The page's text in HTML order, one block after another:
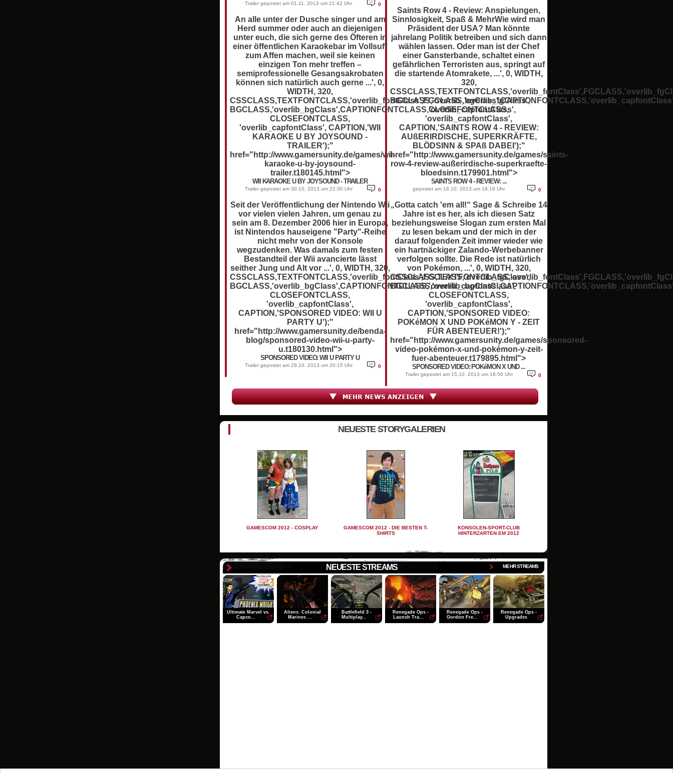
0
Trailer gepostet am 01.11. 2013 um 21:42 Uhr
An alle unter der Dusche singer und am
Herd summer oder auch an diejenigen
unter euch, die sich gerne des Öfteren in
einer öffentlichen Karaokebar im Vollsuff
zum Affen machen, weil sie keinen
einzigen Ton mehr treffen –
semiprofessionelle Gesangsakrobaten
können sich natürlich auch gerne ...', 0,
WIDTH, 320,
CSSCLASS,TEXTFONTCLASS,'overlib_fontClass',FGCLASS,'overlib_fgClass',
BGCLASS,'overlib_bgClass',CAPTIONFONTCLASS,'overlib_capfontClass',
CLOSEFONTCLASS,
'overlib_capfontClass', CAPTION,'WII
KARAOKE U BY JOYSOUND -
TRAILER');"
href="http://www.gamersunity.de/games/wii-
karaoke-u-by-joysound-
trailer.t180145.html">
WII KARAOKE U BY JOYSOUND - TRAILER
0
Trailer gepostet am 30.10. 2013 um 22:30 Uhr
Seit der Veröffentlichung der Nintendo Wii
vor vielen vielen Jahren, um genau zu
sein am 8. Dezember 2006 hier in Europa,
ist Nintendos hauseigene "Party"-Reihe
nicht mehr von der Konsole
wegzudenken. Was damals zum festen
Bestandteil der Wii avancierte lässt
seither Jung und Alt vor ...', 0, WIDTH, 320,
CSSCLASS,TEXTFONTCLASS,'overlib_fontClass',FGCLASS,'overlib_fgClass',
BGCLASS,'overlib_bgClass',CAPTIONFONTCLASS,'overlib_capfontClass',
CLOSEFONTCLASS,
'overlib_capfontClass',
CAPTION,'SPONSORED VIDEO: WII U
PARTY U');"
href="http://www.gamersunity.de/benda-
blog/sponsored-video-wii-u-party-
u.t180130.html">
SPONSORED VIDEO: WII U PARTY U
0
Trailer gepostet am 29.10. 2013 um 20:15 Uhr
Saints Row 4 - Review: Anspielungen,
Sinnlosigkeit, Spaß & MehrWie wird man
Präsident der USA? Man könnte
jahrelang Politik betreiben und sich dann
wählen lassen. Oder man ist der Chef
einer Gansterbande, schaltet einen
gefährlichen Terroristen aus, springt auf
die startende Atomrakete, ...', 0, WIDTH,
320,
CLOSEFONTCLASS,
'overlib_capfontClass',
CAPTION,'SAINTS ROW 4 - REVIEW:
AUßERIRDISCHE, SUPERKRÄFTE,
BLÖDSINN & SPAß DABEI');"
href="http://www.gamersunity.de/games/saints-
row-4-review-außerirdische-superkraefte-
bloedsinn.t179901.html">
SAINTS ROW 4 - REVIEW: ...
0
gepostet am 16.10. 2013 um 18:19 Uhr
„Gotta catch 'em all!“ Sage & Schreibe 14
Jahre ist es her, als ich diesen Satz
beziehungsweise Slogan zum ersten Mal
zu lesen bekam und der mich in der
darauf folgenden Zeit immer wieder wie
ein hartnäckiger Zalando-Werbebanner
verfolgen sollte. Die Rede ist natürlich
von Pokémon, ...', 0, WIDTH, 320,
CLOSEFONTCLASS,
'overlib_capfontClass',
CAPTION,'SPONSORED VIDEO:
POKéMON X UND POKéMON Y - ZEIT
FÜR ABENTEUER!');"
href="http://www.gamersunity.de/games/sponsored-
video-pokémon-x-und-pokémon-y-zeit-
fuer-abenteuer.t179895.html">
SPONSORED VIDEO: POKéMON X UND ...
0
Trailer gepostet am 15.10. 2013 um 19:56 Uhr
NEUESTE STORYGALERIEN
GAMESCOM 2012 - COSPLAY
GAMESCOM 2012 - DIE BESTEN T-
SHIRTS
KONSOLEN-SPORT-CLUB
HINTERZARTEN EM 2012
NEUESTE STREAMS MEHR STREAMS
Ultimate Marvel vs.
Capco...
Aliens: Colonial
Marines ...
Battlefield 3 -
Multiplay...
Renegade Ops -
Launch Tra...
Renegade Ops -
Gordon Fre...
Renegade Ops -
Upgrades